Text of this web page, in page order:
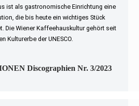
ist als gastronomische Einrichtung eine
die bis heute ein wichtiges Stück
Die Wiener Kaffeehauskultur gehört seit
Kulturerbe der UNESCO.
Discographien Nr. 3/2023